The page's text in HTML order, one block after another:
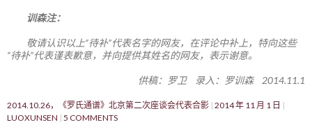
训森注：
敬请认识以上“待补”代表名字的网友，在评论中补上，特向这些
“待补”代表谨表歉意，并向提供其姓名的网友，表示谢意。
供稿：罗卫 录入：罗训森 2014.11.1
2014.10.26，《罗氏通谱》北京第二次座谈会代表合影 2014 年 11 月 1 日
LUOXUNSEN 5 COMMENTS